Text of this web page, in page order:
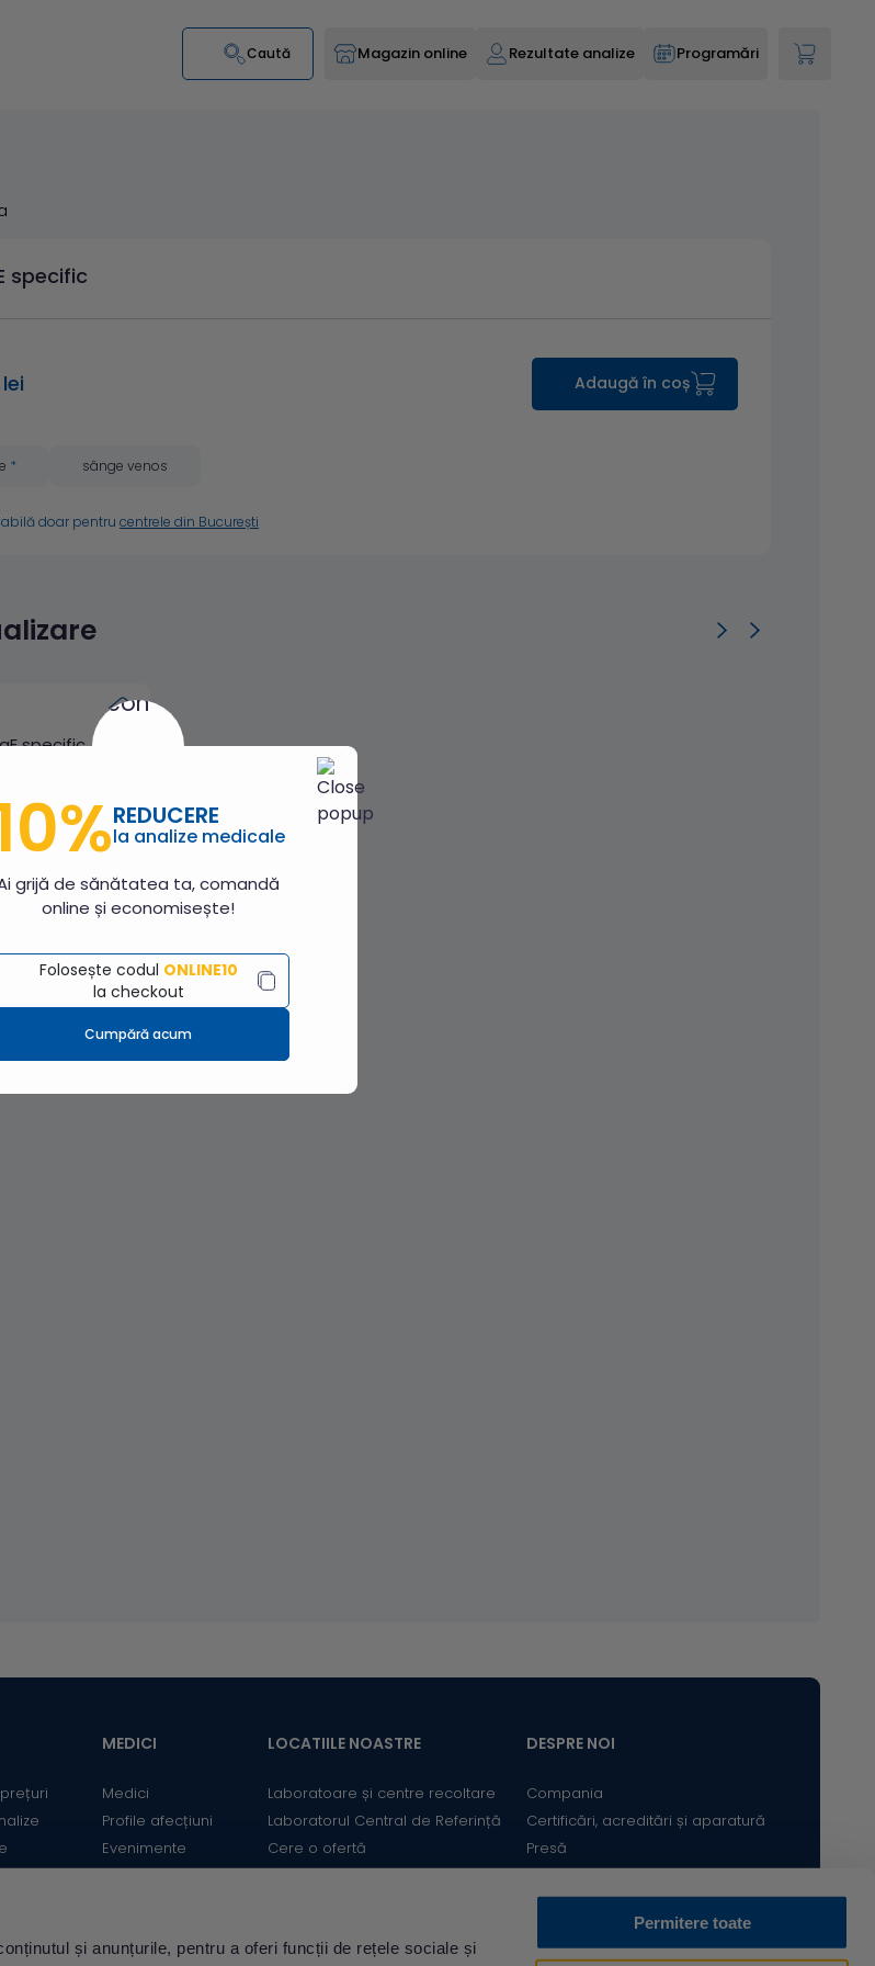
și anunțurile, pentru a oferi funcții de rețele sociale și
Permitere toate
Caută Magazin online Rezultate analize Programări
specific
Adaugă în coș
* sânge venos
doar pentru centrele din București
specific
MEDICI
Medici
Profile afecțiuni
Evenimente
Informații medicale
LOCATIILE NOASTRE
Laboratoare și centre recoltare
Laboratorul Central de Referință
Cere o ofertă
Contact
DESPRE NOI
Compania
Certificări, acreditări și aparatură
Presă
Satisfacția Clientului
Cariere
Descarcă din Acum pe
REDUCERE
la analize medicale
grijă de sănătatea ta, comandă
online și economisește!
Folosește codul ONLINE10
la checkout
Cumpără acum
Bine ai revenit! Sunt